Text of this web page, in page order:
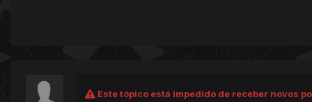
Este tópico está impedido de receber novos